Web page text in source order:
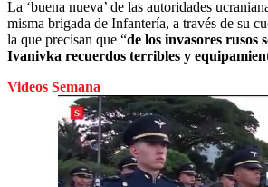
La ‘buena nueva’ de las autoridades
misma brigada de Infantería, a través de su
la que precisan que “de los invasores rusos
Ivanivka recuerdos terribles y
Videos Semana